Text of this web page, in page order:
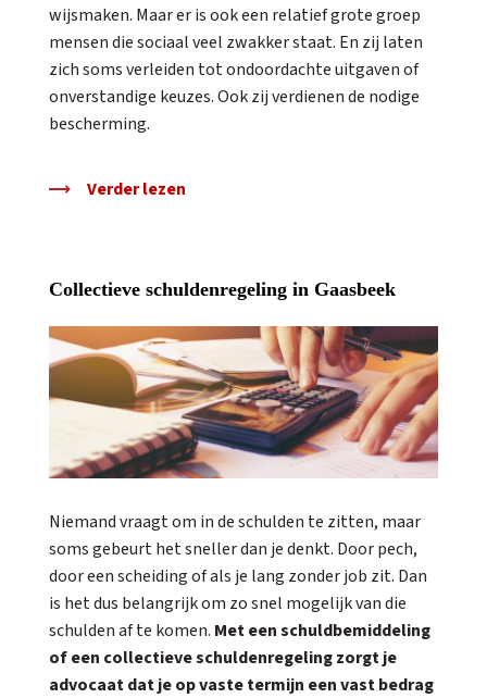
wijsmaken. Maar er is ook een relatief grote groep
mensen die sociaal veel zwakker staat. En zij laten
zich soms verleiden tot ondoordachte uitgaven of
onverstandige keuzes. Ook zij verdienen de nodige
bescherming.
Verder lezen
Collectieve schuldenregeling in Gaasbeek
Niemand vraagt om in de schulden te zitten, maar
soms gebeurt het sneller dan je denkt. Door pech,
door een scheiding of als je lang zonder job zit. Dan
is het dus belangrijk om zo snel mogelijk van die
schulden af te komen. Met een schuldbemiddeling
of een collectieve schuldenregeling zorgt je
advocaat dat je op vaste termijn een vast bedrag